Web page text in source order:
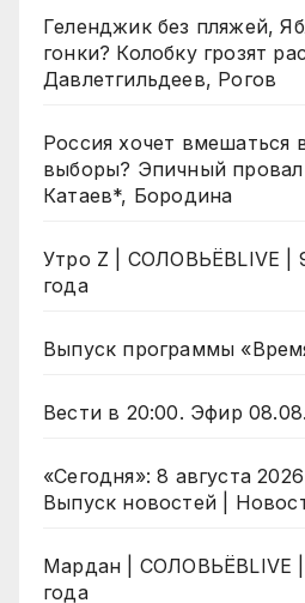
Геленджик без пляжей,
гонки? Колобку грозят
Давлетгильдеев, Рогов
Россия хочет вмешаться
выборы? Эпичный
Катаев*, Бородина
Утро Z | СОЛОВЬЁВLIVE |
года
Выпуск программы
Вести в 20:00. Эфир
«Сегодня»: 8 августа 2026
Выпуск новостей |
Мардан | СОЛОВЬЁВLIVE |
года